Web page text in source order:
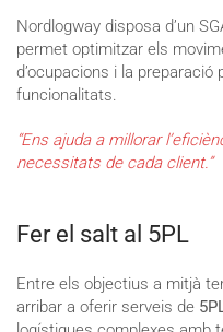
Nordlogway disposa d’un
permet optimitzar els
d’ocupacions i la
funcionalitats.
“Ens ajuda a millorar
necessitats de cada client.”
Fer el salt al 5PL
Entre els objectius a mitjà
arribar a oferir serveis de